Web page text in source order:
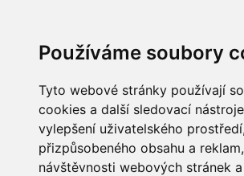
Používáme soubory
Tyto webové stránky používají
cookies a další sledovací
vylepšení uživatelského
přizpůsobeného obsahu a
návštěvnosti webových stránek